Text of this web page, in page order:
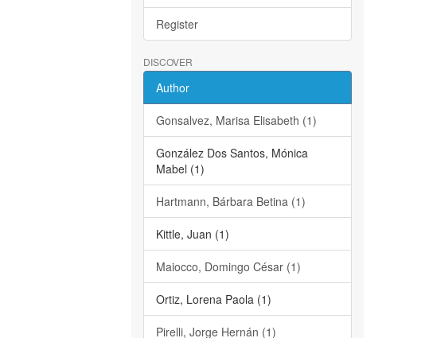
Register
DISCOVER
Author
Gonsalvez, Marisa Elisabeth (1)
González Dos Santos, Mónica
Mabel (1)
Hartmann, Bárbara Betina (1)
Kittle, Juan (1)
Maiocco, Domingo César (1)
Ortiz, Lorena Paola (1)
Pirelli, Jorge Hernán (1)